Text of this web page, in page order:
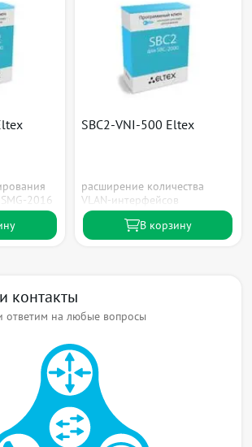
2016
SBC2-VNI-500 Eltex
расширение количества
VLAN-интерфейсов
В корзину
контакты
ответим на любые вопросы